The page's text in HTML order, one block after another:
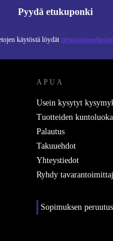
Pyydä etukuponki
käytöstä löydät
APUA
Usein kysytyt
Tuotteiden
Palautus
Takuuehdot
Yhteystiedot
Ryhdy
Sopimuksen peruutus